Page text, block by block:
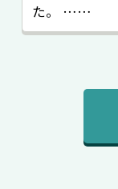
た。 ……